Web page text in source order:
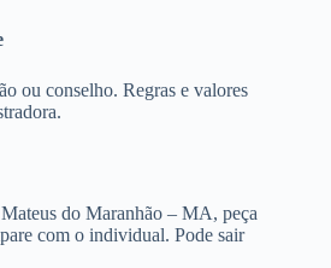
ou conselho. Regras e valores
do Maranhão – MA, peça
com o individual. Pode sair